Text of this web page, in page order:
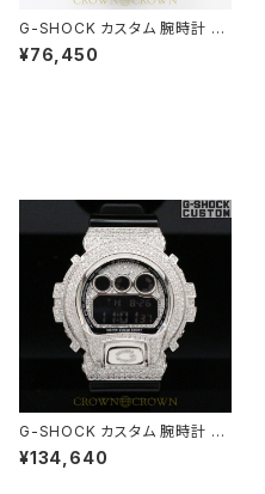
G-SHOCK カスタム 腕時計 G
LX5600-7JF DW5600-021
¥76,450
G-SHOCK カスタム 腕時計 D
W-6900-NB-1 DW6900-08
4
¥134,640